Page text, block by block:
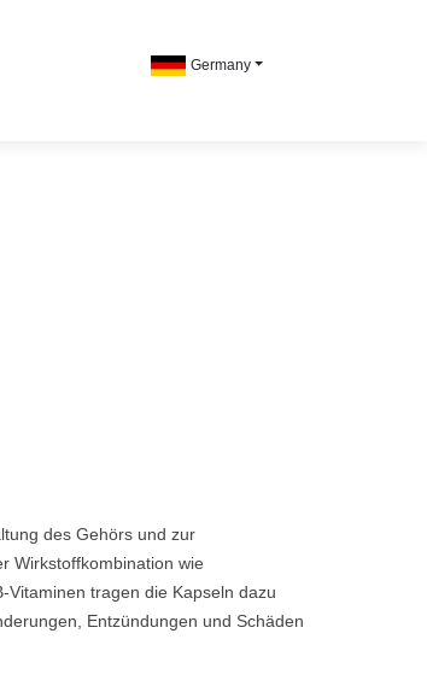
Germany
des Gehörs und zur
Wirkstoffkombination wie
tragen die Kapseln dazu
Entzündungen und Schäden